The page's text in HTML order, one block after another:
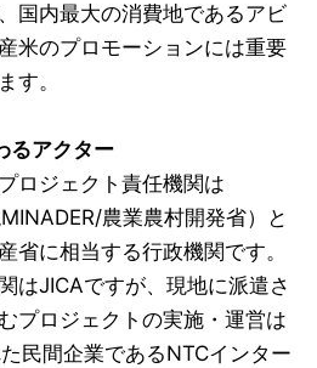
国内最大の消費地であるアビ
米のプロモーションには重要
す。
るアクター
ロジェクト責任機関は
農業農村開発省）と
省に相当する行政機関です。
はJICAですが、現地に派遣さ
プロジェクトの実施・運営は
民間企業であるNTCインター